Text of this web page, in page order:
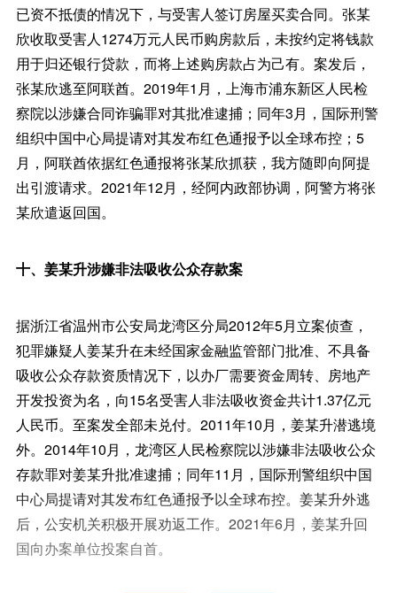
已资不抵债的情况下，与受害人签订房屋买卖合同。张某
欣收取受害人1274万元人民币购房款后，未按约定将钱款
用于归还银行贷款，而将上述购房款占为己有。案发后，
张某欣逃至阿联酋。2019年1月，上海市浦东新区人民检
察院以涉嫌合同诈骗罪对其批准逮捕；同年3月，国际刑警
组织中国中心局提请对其发布红色通报予以全球布控；5
月，阿联酋依据红色通报将张某欣抓获，我方随即向阿提
出引渡请求。2021年12月，经阿内政部协调，阿警方将张
某欣遣返回国。
十、姜某升涉嫌非法吸收公众存款案
据浙江省温州市公安局龙湾区分局2012年5月立案侦查，
犯罪嫌疑人姜某升在未经国家金融监管部门批准、不具备
吸收公众存款资质情况下，以办厂需要资金周转、房地产
开发投资为名，向15名受害人非法吸收资金共计1.37亿元
人民币。至案发全部未兑付。2011年10月，姜某升潜逃境
外。2014年10月，龙湾区人民检察院以涉嫌非法吸收公众
存款罪对姜某升批准逮捕；同年11月，国际刑警组织中国
中心局提请对其发布红色通报予以全球布控。姜某升外逃
后，公安机关积极开展劝返工作。2021年6月，姜某升回
国向办案单位投案自首。